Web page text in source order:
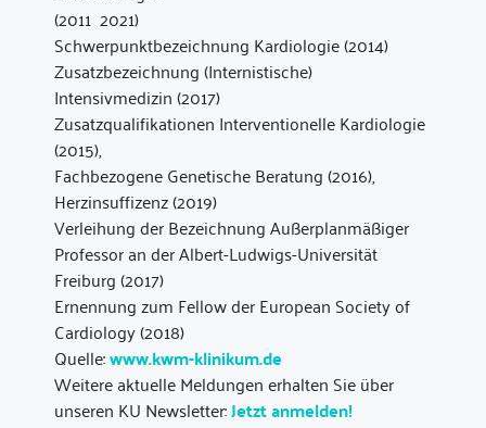
(2011  2021)
Schwerpunktbezeichnung Kardiologie (2014)
Zusatzbezeichnung (Internistische)
Intensivmedizin (2017)
Zusatzqualifikationen Interventionelle Kardiologie
(2015),
Fachbezogene Genetische Beratung (2016),
Herzinsuffizenz (2019)
Verleihung der Bezeichnung Außerplanmäßiger
Professor an der Albert-Ludwigs-Universität
Freiburg (2017)
Ernennung zum Fellow der European Society of
Cardiology (2018)
Quelle:www.kwm-klinikum.de
Weitere aktuelle Meldungen erhalten Sie über
unseren KU Newsletter:Jetzt anmelden!